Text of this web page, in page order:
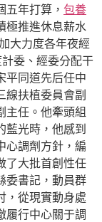
年打算， 包養
極推進休息薪水
大力度各年夜經
委、經委分配干
平同道先后任中
線扶植委員會副
主任。他牽頭組
藍光時，他感到
心調劑方針，編
了大批首創性任
委書記，動員群
，從現實動身處
履行中心關于調